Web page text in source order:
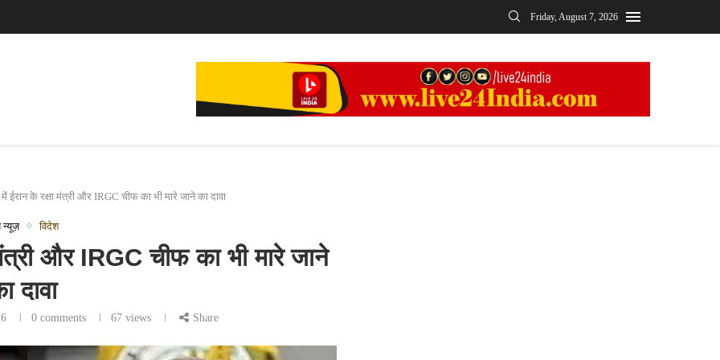
Friday, August 7, 2026
ईरान के रक्षा मंत्री और IRGC चीफ का भी मारे जाने का दावा
न्यूज़ विदेश
और IRGC चीफ का भी मारे जाने
दावा
0 comments 67views Share